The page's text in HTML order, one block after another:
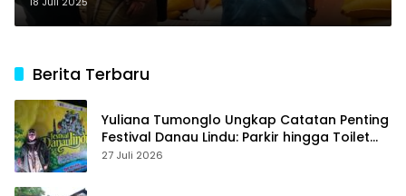
Berita Terbaru
Yuliana Tumonglo Ungkap Catatan Penting
Festival Danau Lindu: Parkir hingga Toilet
Harus Jadi Prioritas
27 Juli 2026